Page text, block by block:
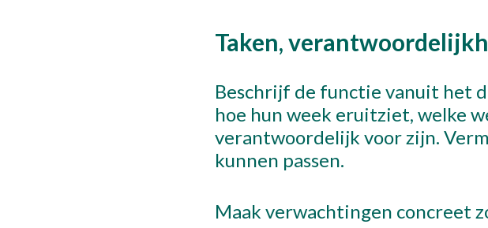
Taken,
Beschrijf de functie vanuit het
hoe hun week eruitziet, welke
verantwoordelijk voor zijn.
kunnen passen.
Maak verwachtingen concreet